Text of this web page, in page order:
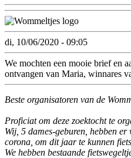
di, 10/06/2020 - 09:05
We mochten een mooie brief en
ontvangen van Maria, winnares
Beste organisatoren van de
Proficiat om deze zoektocht te
Wij, 5 dames-geburen, hebben
corona, om dit jaar te kunnen
We hebben bestaande